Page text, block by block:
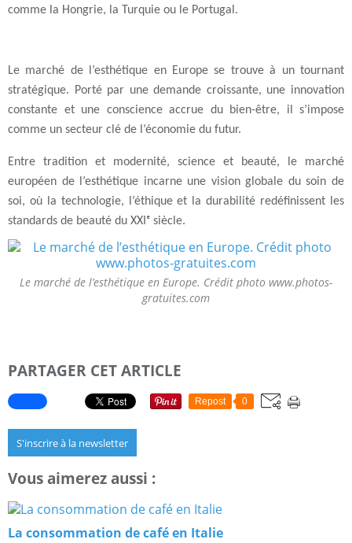
comme la Hongrie, la Turquie ou le Portugal.
Le marché de l’esthétique en Europe se trouve à un tournant
stratégique. Porté par une demande croissante, une innovation
constante et une conscience accrue du bien-être, il s’impose
comme un secteur clé de l’économie du futur.
Entre tradition et modernité, science et beauté, le marché
européen de l’esthétique incarne une vision globale du soin de
soi, où la technologie, l’éthique et la durabilité redéfinissent les
standards de beauté du XXIᵉ siècle.
Le marché de l’esthétique en Europe. Crédit photo www.photos-
gratuites.com
PARTAGER CET ARTICLE
Repost 0
S'inscrire à la newsletter
Vous aimerez aussi :
La consommation de café en Italie